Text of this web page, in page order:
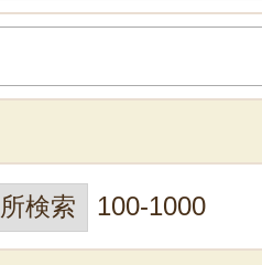
100-1000